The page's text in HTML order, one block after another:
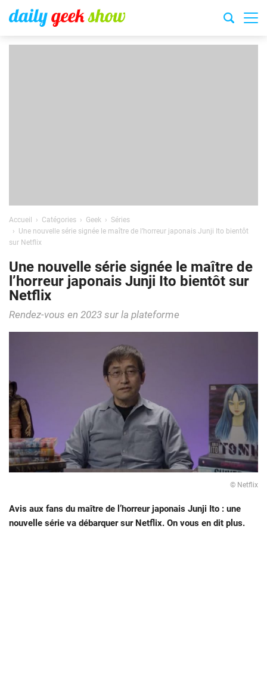
Accueil Catégories Geek
Séries
Une nouvelle série signée le maître de l’horreur japonais Junji Ito bientôt
sur Netflix
Une nouvelle série signée le maître de
l’horreur japonais Junji Ito bientôt sur
Netflix
Rendez-vous en 2023 sur la plateforme
© Netflix
Avis aux fans du maître de l’horreur japonais Junji Ito : une
nouvelle série va débarquer sur Netflix. On vous en dit plus.